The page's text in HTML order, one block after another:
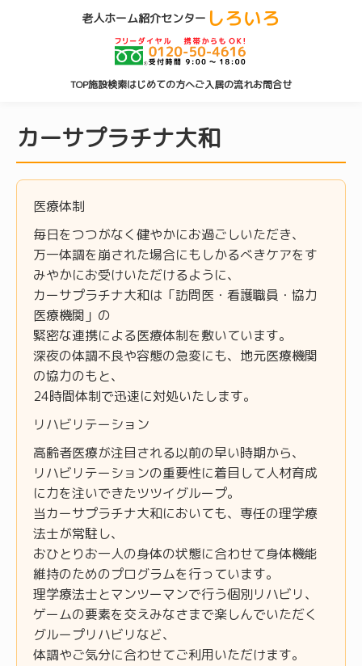
老人ホーム紹介センター しろいろ
TOP施設検索はじめての方へご入居の流れお問合せ
カーサプラチナ大和
医療体制
毎日をつつがなく健やかにお過ごしいただき、
万一体調を崩された場合にもしかるべきケアをす
みやかにお受けいただけるように、
カーサプラチナ大和は「訪問医・看護職員・協力
医療機関」の
緊密な連携による医療体制を敷いています。
深夜の体調不良や容態の急変にも、地元医療機関
の協力のもと、
24時間体制で迅速に対処いたします。
リハビリテーション
高齢者医療が注目される以前の早い時期から、
リハビリテーションの重要性に着目して人材育成
に力を注いできたツツイグループ。
当カーサプラチナ大和においても、専任の理学療
法士が常駐し、
おひとりお一人の身体の状態に合わせて身体機能
維持のためのプログラムを行っています。
理学療法士とマンツーマンで行う個別リハビリ、
ゲームの要素を交えみなさまで楽しんでいただく
グループリハビリなど、
体調やご気分に合わせてご利用いただけます。